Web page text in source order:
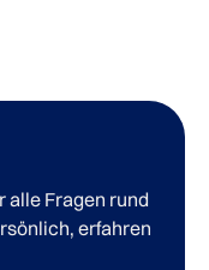
alle Fragen rund
erfahren